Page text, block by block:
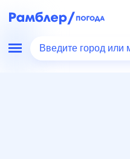
Введите город или